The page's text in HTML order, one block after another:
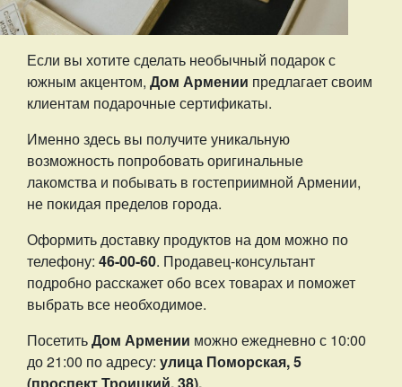
Если вы хотите сделать необычный подарок с
южным акцентом, Дом Армении предлагает своим
клиентам подарочные сертификаты.
Именно здесь вы получите уникальную
возможность попробовать оригинальные
лакомства и побывать в гостеприимной Армении,
не покидая пределов города.
Оформить доставку продуктов на дом можно по
телефону: 46-00-60. Продавец-консультант
подробно расскажет обо всех товарах и поможет
выбрать все необходимое.
ПосетитьДом Армении можно ежедневно с 10:00
до 21:00 по адресу: улица Поморская, 5
(проспект Троицкий, 38).